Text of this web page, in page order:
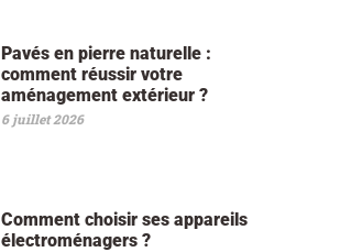
Pavés en pierre naturelle :
comment réussir votre
aménagement extérieur ?
6 juillet 2026
Comment choisir ses appareils
électroménagers ?